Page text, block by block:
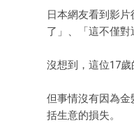
日本網友看到影
了」、「這不僅對
沒想到，這位17
但事情沒有因為
括生意的損失。